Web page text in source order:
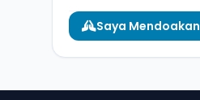
Saya Mendoakan